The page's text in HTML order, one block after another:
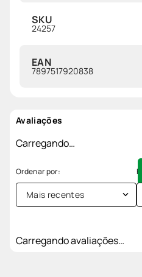
SKU
24257
EAN
7897517920838
Avaliações
Carregando…
Mais recentes
Carregando avaliações…